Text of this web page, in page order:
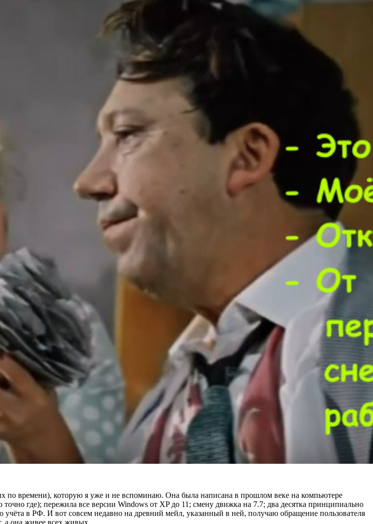
по времени), которую я уже и не вспоминаю. Она была написана в прошлом веке на компьютере
где); пережила все версии Windows от XP до 11; смену движка на 7.7; два десятка принципиально
в РФ. И вот совсем недавно на древний мейл, указанный в ней, получаю обращение пользователя